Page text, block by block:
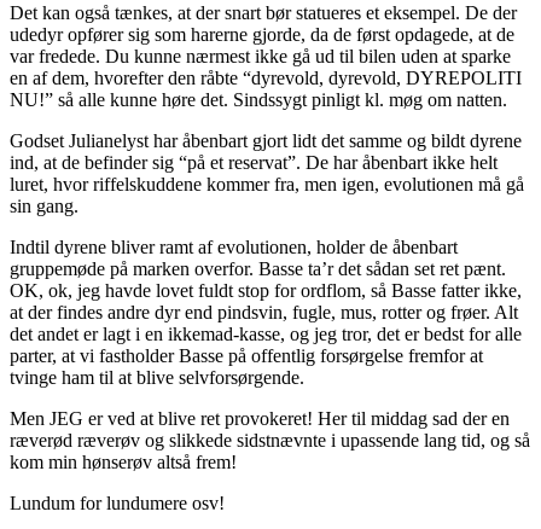
Det kan også tænkes, at der snart bør statueres et eksempel. De der
udedyr opfører sig som harerne gjorde, da de først opdagede, at de
var fredede. Du kunne nærmest ikke gå ud til bilen uden at sparke
en af dem, hvorefter den råbte “dyrevold, dyrevold, DYREPOLITI
NU!” så alle kunne høre det. Sindssygt pinligt kl. møg om natten.
Godset Julianelyst har åbenbart gjort lidt det samme og bildt dyrene
ind, at de befinder sig “på et reservat”. De har åbenbart ikke helt
luret, hvor riffelskuddene kommer fra, men igen, evolutionen må gå
sin gang.
Indtil dyrene bliver ramt af evolutionen, holder de åbenbart
gruppemøde på marken overfor. Basse ta’r det sådan set ret pænt.
OK, ok, jeg havde lovet fuldt stop for ordflom, så Basse fatter ikke,
at der findes andre dyr end pindsvin, fugle, mus, rotter og frøer. Alt
det andet er lagt i en ikkemad-kasse, og jeg tror, det er bedst for alle
parter, at vi fastholder Basse på offentlig forsørgelse fremfor at
tvinge ham til at blive selvforsørgende.
Men JEG er ved at blive ret provokeret! Her til middag sad der en
ræverød ræverøv og slikkede sidstnævnte i upassende lang tid, og så
kom min hønserøv altså frem!
Lundum for lundumere osv!